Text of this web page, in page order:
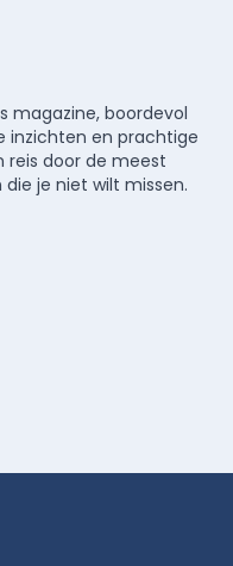
magazine, boordevol
inzichten en prachtige
reis door de meest
je niet wilt missen.